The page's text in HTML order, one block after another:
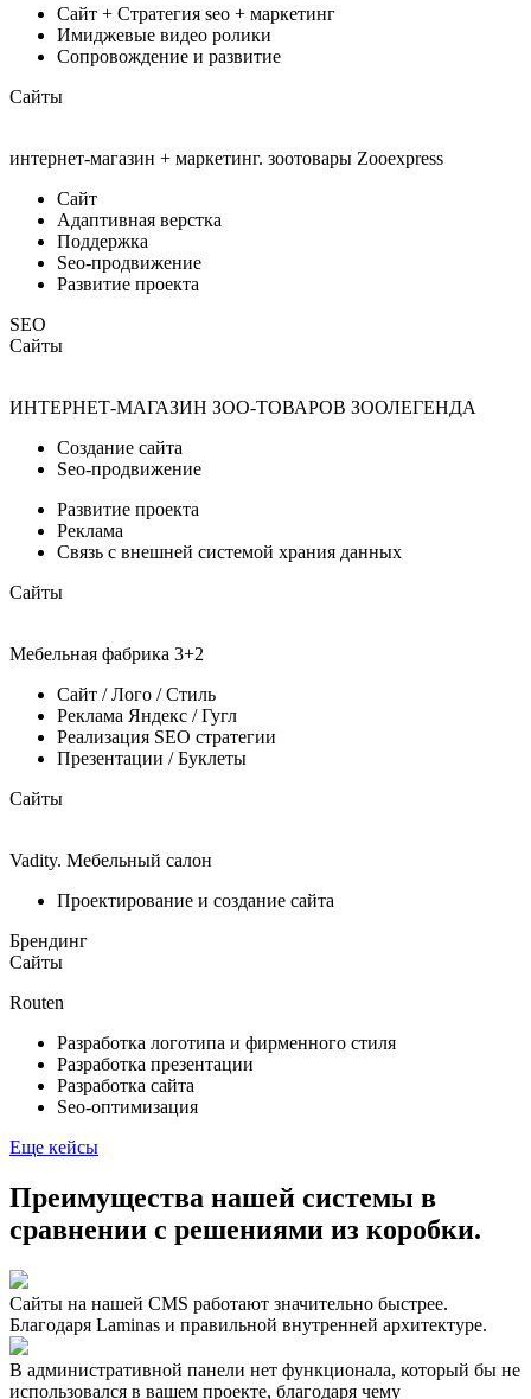
Сайт + Стратегия seo + маркетинг
Имиджевые видео ролики
Сопровождение и развитие
Сайты
интернет-магазин + маркетинг. зоотовары Zooexpress
Сайт
Адаптивная верстка
Поддержка
Seo-продвижение
Развитие проекта
SEO
Сайты
ИНТЕРНЕТ-МАГАЗИН ЗОО-ТОВАРОВ ЗООЛЕГЕНДА
Создание сайта
Seo-продвижение
Развитие проекта
Реклама
Связь с внешней системой храния данных
Сайты
Мебельная фабрика 3+2
Cайт / Лого / Стиль
Реклама Яндекс / Гугл
Реализация SEO стратегии
Презентации / Буклеты
Сайты
Vadity. Мебельный салон
Проектирование и создание сайта
Брендинг
Сайты
Routen
Разработка логотипа и фирменного стиля
Разработка презентации
Разработка сайта
Seo-оптимизация
Еще кейсы
Преимущества нашей системы в
сравнении с решениями из коробки.
Сайты на нашей CMS работают значительно быстрее.
Благодаря Laminas и правильной внутренней архитектуре.
В административной панели нет функционала, который бы не
использовался в вашем проекте, благодаря чему